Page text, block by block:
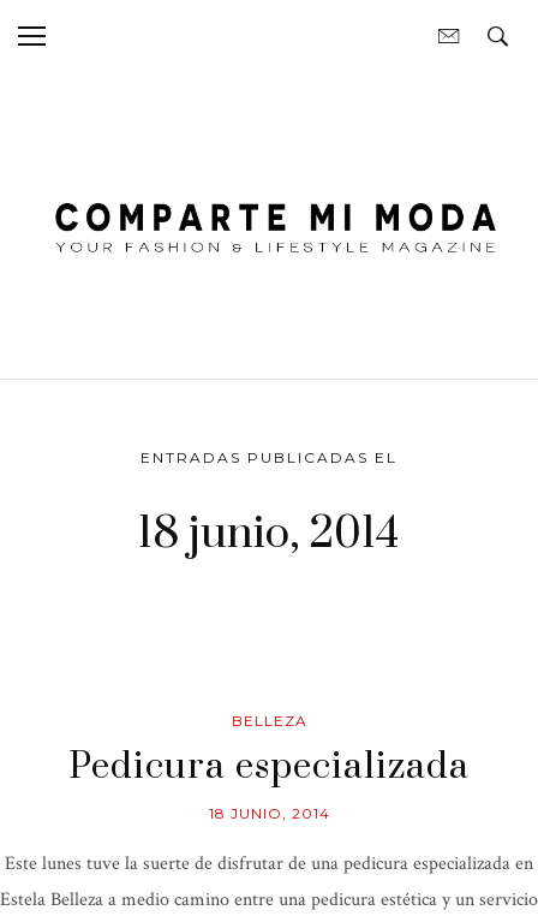
ENTRADAS PUBLICADAS EL
18 junio, 2014
BELLEZA
Pedicura especializada
18 JUNIO, 2014
Este lunes tuve la suerte de disfrutar de una pedicura especializada en
Estela Belleza a medio camino entre una pedicura estética y un servicio